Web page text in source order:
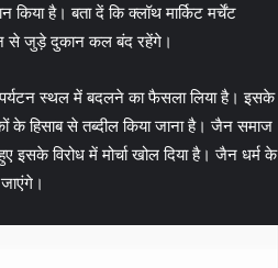
है। बता दें कि क्लॉथ मार्किट मर्चेंट
से जुड़े दुकान कल बंद रहेंगे।
स्थल में बदलने का फैसला लिया है। इसके
के हिसाब से तब्दील किया जाना है। जैन समाज
इसके विरोध में मोर्चा खोल दिया है। जैन धर्म के